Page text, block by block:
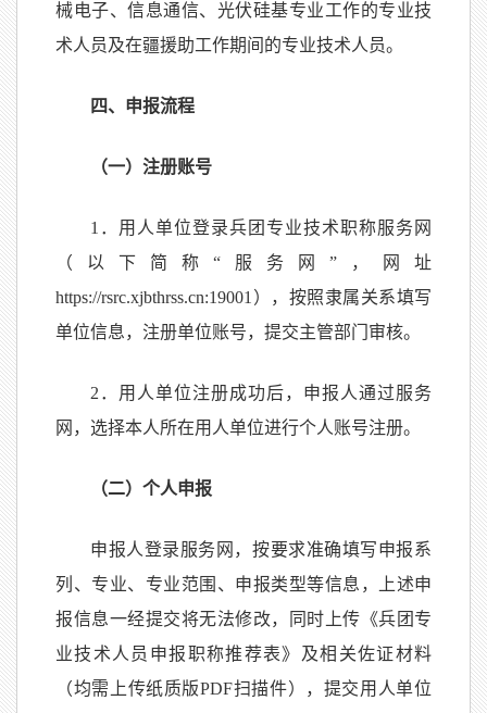
械电子、信息通信、光伏硅基专业工作的专业技
术人员及在疆援助工作期间的专业技术人员。
四、申报流程
（一）注册账号
1．用人单位登录兵团专业技术职称服务网
（以下简称“服务网”，网址
https://rsrc.xjbthrss.cn:19001），按照隶属关系填写
单位信息，注册单位账号，提交主管部门审核。
2．用人单位注册成功后，申报人通过服务
网，选择本人所在用人单位进行个人账号注册。
（二）个人申报
申报人登录服务网，按要求准确填写申报系
列、专业、专业范围、申报类型等信息，上述申
报信息一经提交将无法修改，同时上传《兵团专
业技术人员申报职称推荐表》及相关佐证材料
（均需上传纸质版PDF扫描件），提交用人单位